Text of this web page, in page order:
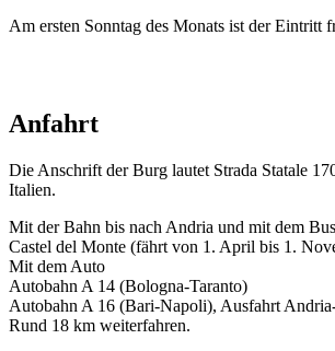
Am ersten Sonntag des Monats ist der Eintritt
Anfahrt
Die Anschrift der Burg lautet Strada Statale
Italien.
Mit der Bahn bis nach Andria und mit dem
Castel del Monte (fährt von 1. April bis 1.
Mit dem Auto
Autobahn A 14 (Bologna-Taranto)
Autobahn A 16 (Bari-Napoli), Ausfahrt
Rund 18 km weiterfahren.